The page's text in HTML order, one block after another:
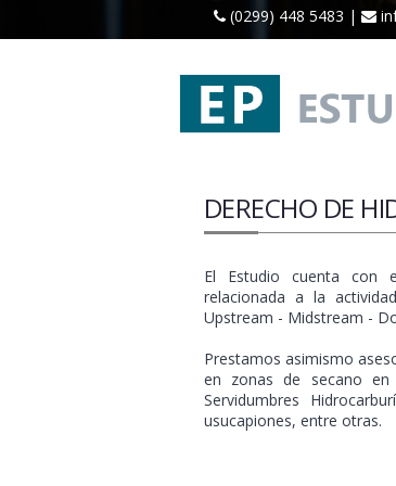
(0299) 448 5483 |
DERECHO DE
El Estudio cuenta con
relacionada a la
Upstream - Midstream -
Prestamos asimismo
en zonas de secano
Servidumbres
usucapiones, entre otras.